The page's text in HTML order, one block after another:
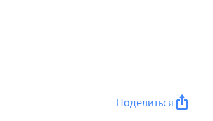
Поделиться